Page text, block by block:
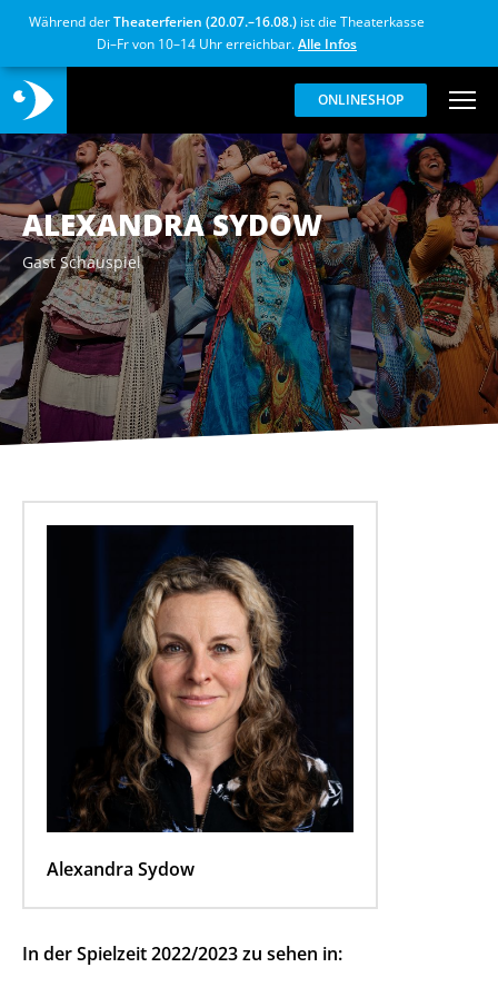
Während derTheaterferien (20.07.–16.08.) ist die Theaterkasse
Di–Fr von 10–14 Uhr erreichbar.Alle Infos
ONLINESHOP
ALEXANDRA SYDOW
Gast Schauspiel
Alexandra Sydow
In der Spielzeit 2022/2023 zu sehen in: